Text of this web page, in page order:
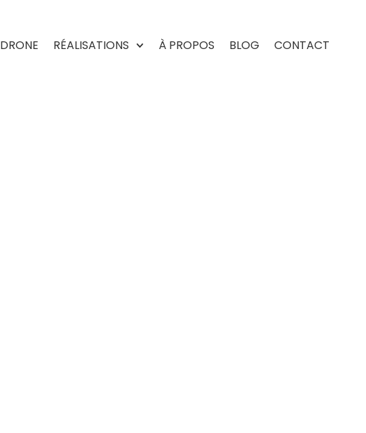
DRONE RÉALISATIONS À PROPOS BLOG CONTACT